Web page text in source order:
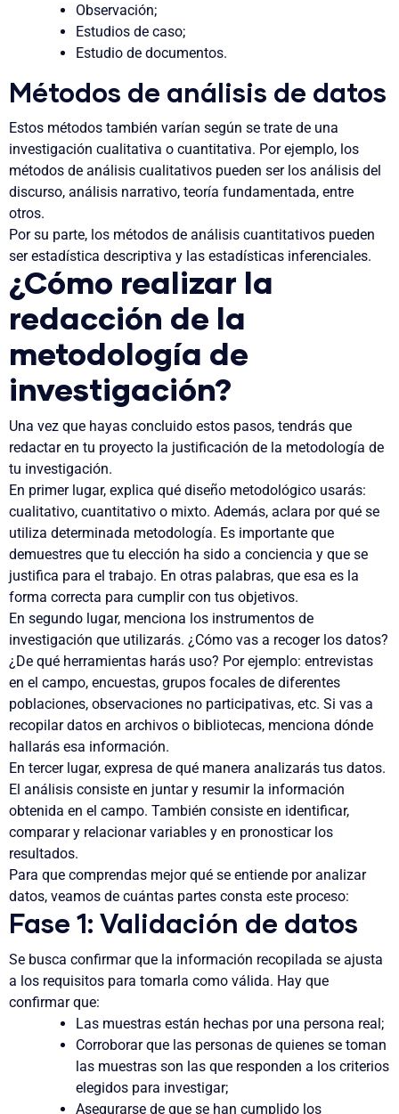
Observación;
Estudios de caso;
Estudio de documentos.
Métodos de análisis de datos
Estos métodos también varían según se trate de una
investigación cualitativa o cuantitativa. Por ejemplo, los
métodos de análisis cualitativos pueden ser los análisis del
discurso, análisis narrativo, teoría fundamentada, entre
otros.
Por su parte, los métodos de análisis cuantitativos pueden
ser estadística descriptiva y las estadísticas inferenciales.
¿Cómo realizar la
redacción de la
metodología de
investigación?
Una vez que hayas concluido estos pasos, tendrás que
redactar en tu proyecto la justificación de la metodología de
tu investigación.
En primer lugar, explica qué diseño metodológico usarás:
cualitativo, cuantitativo o mixto. Además, aclara por qué se
utiliza determinada metodología. Es importante que
demuestres que tu elección ha sido a conciencia y que se
justifica para el trabajo. En otras palabras, que esa es la
forma correcta para cumplir con tus objetivos.
En segundo lugar, menciona los instrumentos de
investigación que utilizarás. ¿Cómo vas a recoger los datos?
¿De qué herramientas harás uso? Por ejemplo: entrevistas
en el campo, encuestas, grupos focales de diferentes
poblaciones, observaciones no participativas, etc. Si vas a
recopilar datos en archivos o bibliotecas, menciona dónde
hallarás esa información.
En tercer lugar, expresa de qué manera analizarás tus datos.
El análisis consiste en juntar y resumir la información
obtenida en el campo. También consiste en identificar,
comparar y relacionar variables y en pronosticar los
resultados.
Para que comprendas mejorqué se entiende por analizar
datos, veamos de cuántas partes consta este proceso:
Fase 1: Validación de datos
Se busca confirmar que la información recopilada se ajusta
a los requisitos para tomarla como válida. Hay que
confirmar que:
Las muestras están hechas por una persona real;
Corroborar que las personas de quienes se toman
las muestras son las que responden a los criterios
elegidos para investigar;
Asegurarse de que se han cumplido los